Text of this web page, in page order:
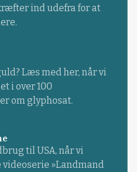
ind udefra for at
Læs med her, når vi
i over 100
om glyphosat.
til USA, når vi
»Landmand